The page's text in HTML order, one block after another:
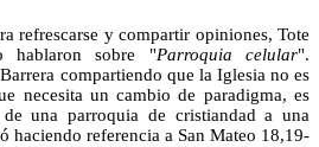
refrescarse y compartir opiniones, Tote
hablaron sobre "Parroquia celular".
compartiendo que la Iglesia no es
necesita un cambio de paradigma, es
una parroquia de cristiandad a una
haciendo referencia a San Mateo 18,19-